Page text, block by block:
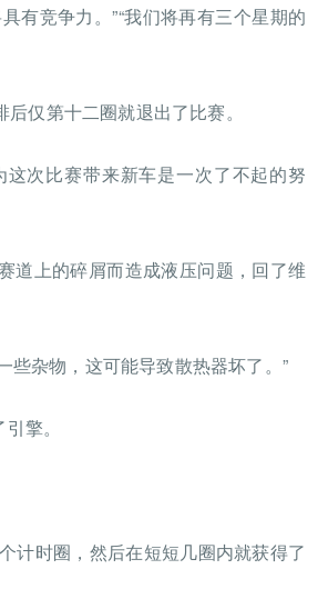
有竞争力。”“我们将再有三个星期的
仅第十二圈就退出了比赛。
这次比赛带来新车是一次了不起的努
道上的碎屑而造成液压问题，回了维
些杂物，这可能导致散热器坏了。”
擎。
计时圈，然后在短短几圈内就获得了